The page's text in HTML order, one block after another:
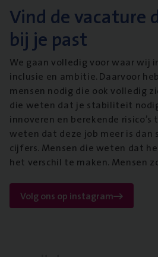
Vind de vacature
bij je past
We gaan volledig voor waar wij
inclusie en ambitie. Daarvoor
mensen nodig die ook volledig
die weten dat je stabiliteit
innoveren en berekende
weten dat deze job meer is dan
cijfers. Mensen die weten dat
het verschil te maken. Mensen
Volg ons op instagram